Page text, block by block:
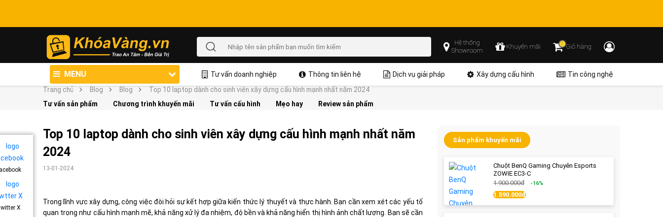
Hệ thống
Showroom
Khuyến mãi 0Giỏ hàng
MENU Tư vấn doanh nghiệp Thông tin liên hệ Dịch vụ giải pháp Xây dựng cấu hình
Tin công nghệ
Trang chủ
Blog Blog
Top 10 laptop dành cho sinh viên xây dựng cấu hình mạnh nhất năm 2024
Tư vấn sản phẩm
Chương trình khuyến mãi Tư vấn cấu hình Mẹo hay Review sản phẩm
X
Top 10 laptop dành cho sinh viên xây dựng cấu hình mạnh nhất năm
2024
13-01-2024
Trong lĩnh vực xây dựng, công việc đòi hỏi sự kết hợp giữa kiến thức lý thuyết và thực hành. Bạn cần xem xét các yếu tố
quan trọng như cấu hình mạnh mẽ, khả năng xử lý đa nhiệm, độ bền và khả năng hiển thị hình ảnh chất lượng. Bạn sẽ cần
Sản phẩm khuyến mãi
Chuột BenQ Gaming Chuyên Esports
ZOWIE EC3-C
1.900.000đ
-16%
1.590.000đ